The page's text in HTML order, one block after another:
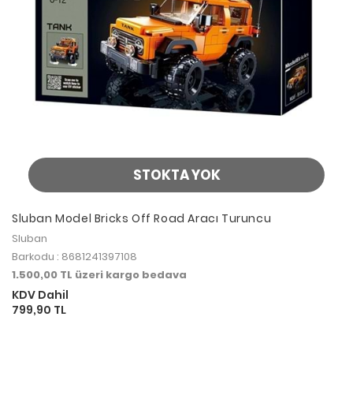
STOKTA YOK
Sluban Model Bricks Off Road Aracı Turuncu
Sluban
Barkodu : 8681241397108
1.500,00 TL üzeri kargo bedava
KDV Dahil
799,90 TL